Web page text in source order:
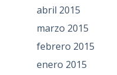
abril 2015
marzo 2015
febrero 2015
enero 2015